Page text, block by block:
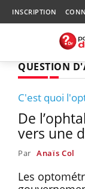
INSCRIPTION
QUESTION
C'est quoi
De
vers une
Par Anaïs Col
Les